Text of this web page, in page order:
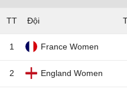
TT Đội
1 France Women
2 England Women